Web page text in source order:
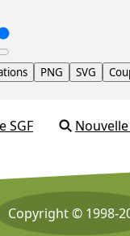
PNG SVG
SGF
Copyright © 1998-